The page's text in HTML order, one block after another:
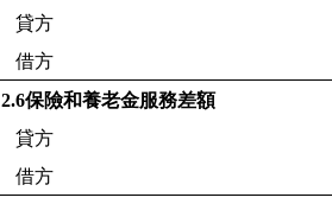
貸方
借方
2.6保險和養老金服務差額
貸方
借方